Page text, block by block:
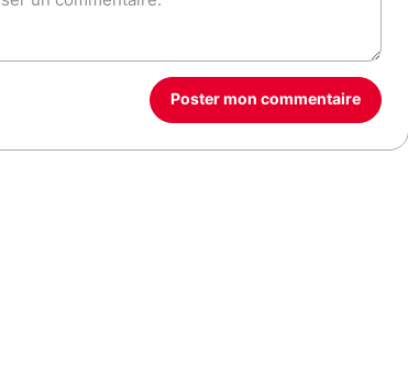
Poster mon commentaire